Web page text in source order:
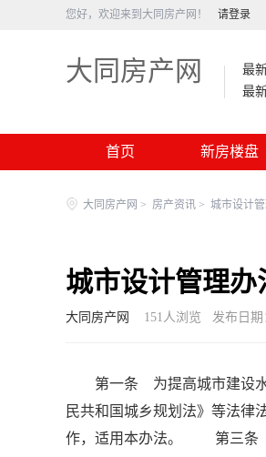
您好，欢迎来到大同房产网！ 请登录
大同房产网
最
最
首页 新房楼盘
大同房产网 > 房产资讯 > 城市设计
城市设计管理办
大同房产网 151人浏览 发布日期
第一条 为提高城市建设水
民共和国城乡规划法》等法
作，适用本办法。 第三条 城